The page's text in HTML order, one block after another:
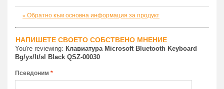
« Обратно към основна информация за продукт
НАПИШЕТЕ СВОЕТО СОБСТВЕНО МНЕНИЕ
You're reviewing: Клавиатура Microsoft Bluetooth Keyboard
Bg/yx/lt/sl Black QSZ-00030
*
Псевдоним